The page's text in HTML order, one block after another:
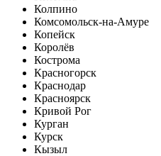
Колпино
Комсомольск-на-Амуре
Копейск
Королёв
Кострома
Красногорск
Краснодар
Красноярск
Кривой Рог
Курган
Курск
Кызыл